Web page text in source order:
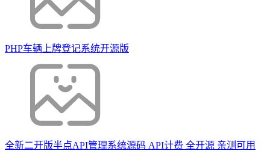
PHP车辆上牌登记系统开源版
全新二开版半点API管理系统源码 API计费 全开源 亲测可用